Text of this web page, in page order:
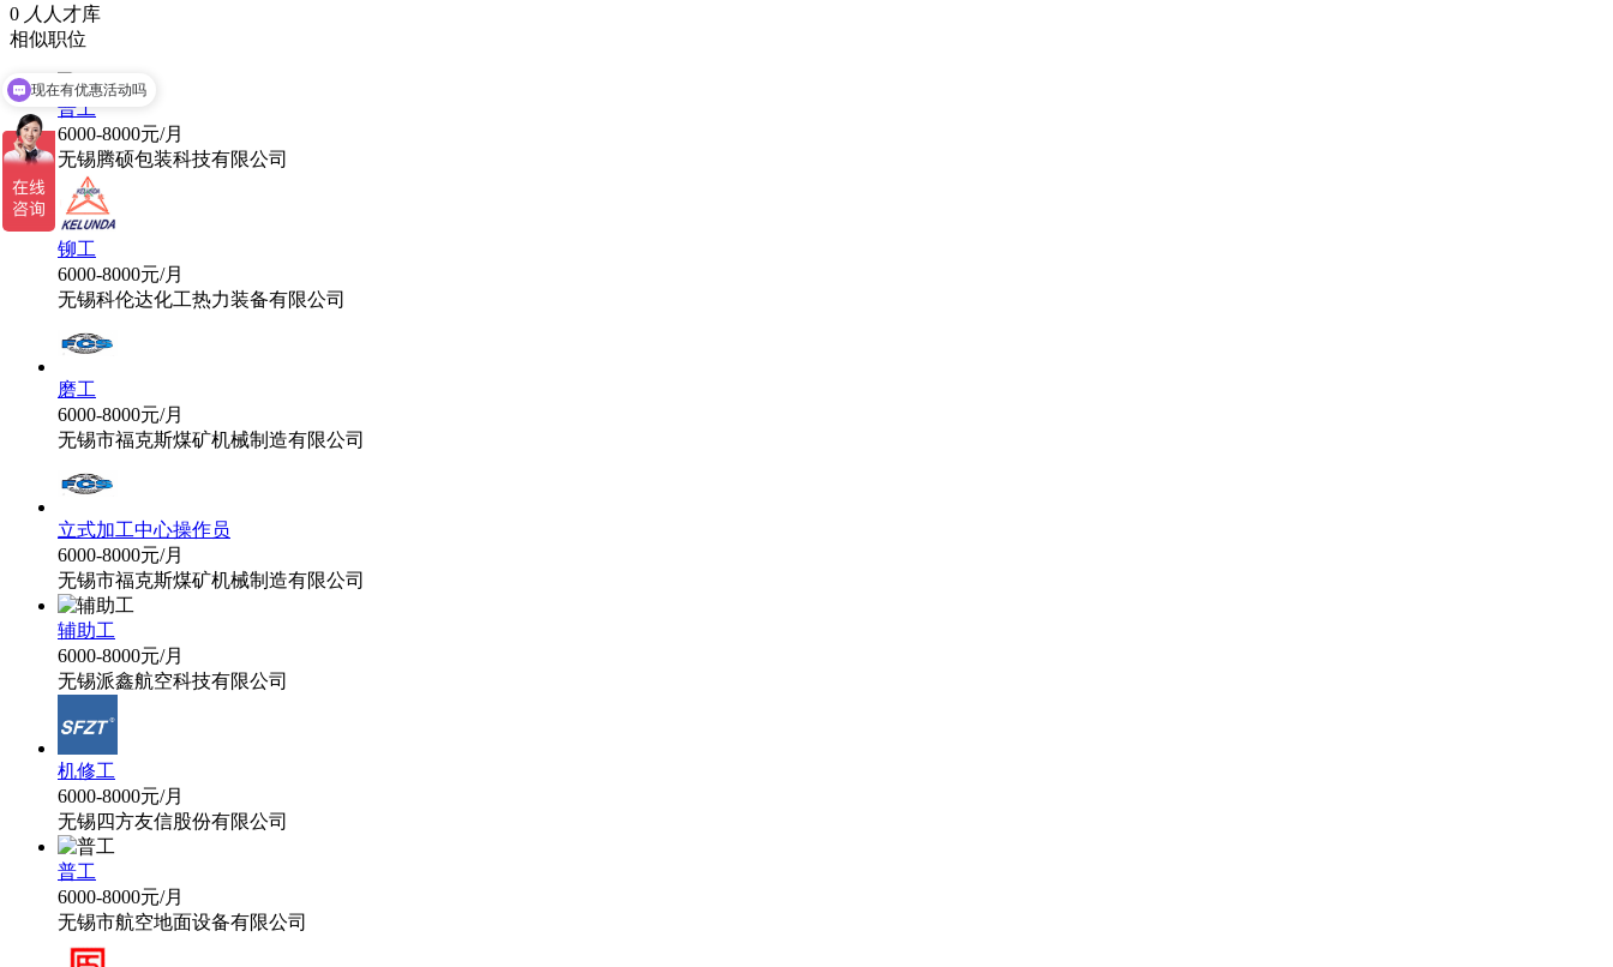
0 人 人才库
相似职位
普工
6000-8000元/月
无锡腾硕包装科技有限公司
铆工
6000-8000元/月
无锡科伦达化工热力装备有限公司
磨工
6000-8000元/月
无锡市福克斯煤矿机械制造有限公司
立式加工中心操作员
6000-8000元/月
无锡市福克斯煤矿机械制造有限公司
辅助工
6000-8000元/月
无锡派鑫航空科技有限公司
机修工
6000-8000元/月
无锡四方友信股份有限公司
普工
6000-8000元/月
无锡市航空地面设备有限公司
可以介绍下你们的产品么
现在有优惠活动吗